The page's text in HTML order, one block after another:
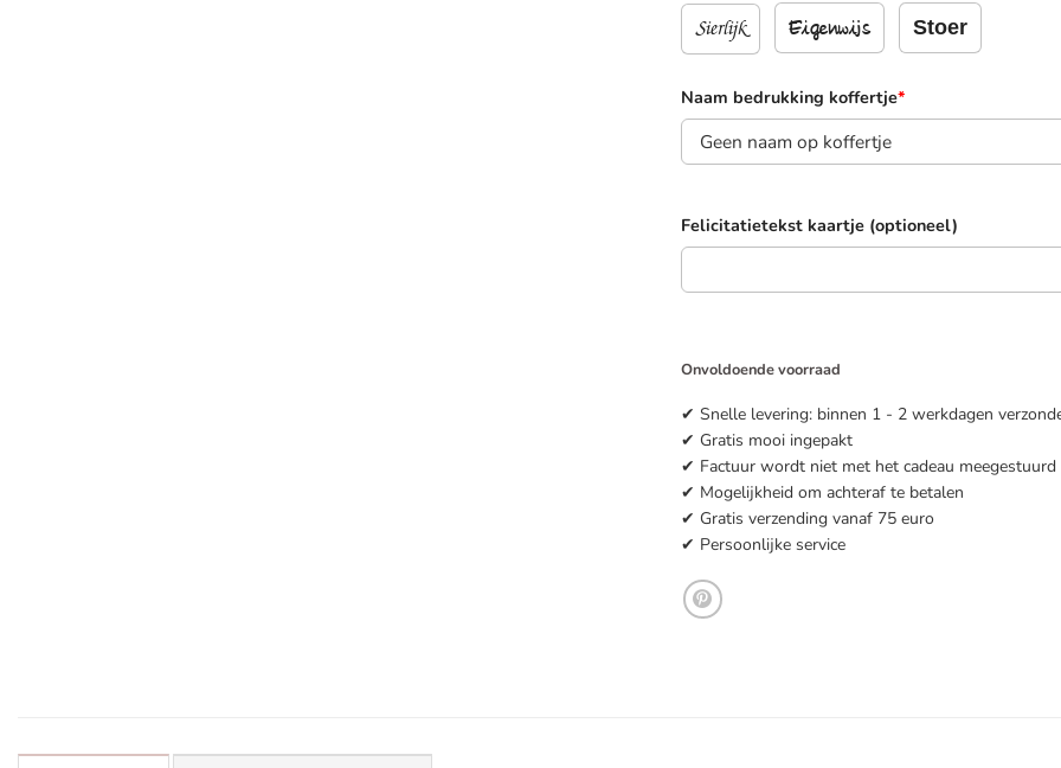
Sierlijk Eigenwijs Stoer
Naam bedrukking koffertje*
Felicitatietekst kaartje (optioneel)
Onvoldoende voorraad
✔ Snelle levering: binnen 1 - 2 werkdagen
✔ Gratis mooi ingepakt
✔ Factuur wordt niet met het cadeau meegestuurd
✔ Mogelijkheid om achteraf te betalen
✔ Gratis verzending vanaf 75 euro
✔ Persoonlijke service